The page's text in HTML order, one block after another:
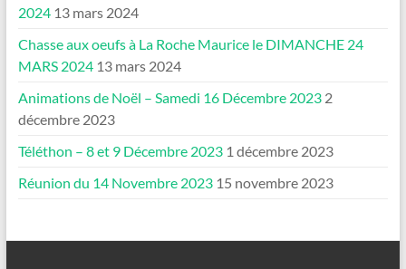
2024 13 mars 2024
Chasse aux oeufs à La Roche Maurice le DIMANCHE 24
MARS 2024 13 mars 2024
Animations de Noël – Samedi 16 Décembre 2023 2
décembre 2023
Téléthon – 8 et 9 Décembre 2023 1 décembre 2023
Réunion du 14 Novembre 2023 15 novembre 2023